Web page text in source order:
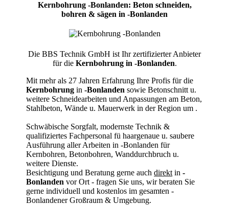
Kernbohrung -Bonlanden: Beton schneiden,
bohren & sägen in -Bonlanden
Die BBS Technik GmbH ist Ihr zertifizierter Anbieter
für die Kernbohrung in -Bonlanden.
Mit mehr als 27 Jahren Erfahrung Ihre Profis für die
Kernbohrung in-Bonlanden sowie Betonschnitt u.
weitere Schneidearbeiten und Anpassungen am Beton,
Stahlbeton, Wände u. Mauerwerk in der Region um .
Schwäbische Sorgfalt, modernste Technik &
qualifiziertes Fachpersonalfü haargenaue u. saubere
Ausführung aller Arbeitenin -Bonlanden für
Kernbohren, Betonbohren, Wanddurchbruch u.
weitere Dienste.
Besichtigung und Beratung gerne auchdirekt in-
Bonlanden vor Ort - fragen Sie uns, wir beraten Sie
gerne individuell und kostenlos im gesamten -
Bonlandener Großraum & Umgebung.